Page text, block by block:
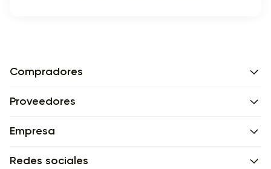
Compradores
Proveedores
Empresa
Redes sociales